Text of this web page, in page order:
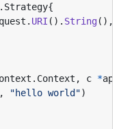
. Strategy{
. URI (). String(),
. Context , c *app
, "hello world")